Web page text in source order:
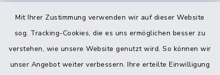
Mit Ihrer Zustimmung verwenden wir auf dieser Website
sog. Tracking-Cookies, die es uns ermöglichen besser zu
verstehen, wie unsere Website genutzt wird. So können wir
unser Angebot weiter verbessern. Ihre erteilte Einwilligung
Quicklinks
Bürgerbüro Hohenwestedt